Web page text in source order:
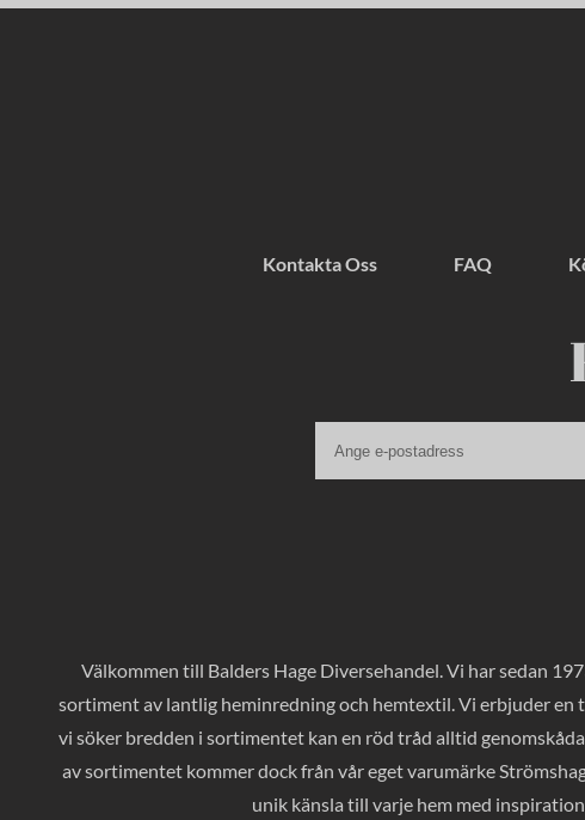
Kontakta Oss FAQ
Välkommen till Balders Hage Diversehandel. Vi har sedan
sortiment av lantlig heminredning och hemtextil. Vi erbjuder en
vi söker bredden i sortimentet kan en röd tråd alltid
av sortimentet kommer dock från vår eget varumärke
unik känsla till varje hem med